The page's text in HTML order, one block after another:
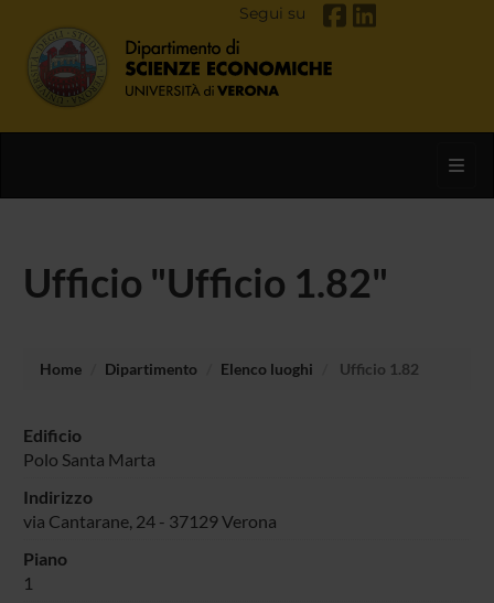
Segui su
Ufficio "Ufficio 1.82"
Home Dipartimento Elenco luoghi Ufficio 1.82
Edificio
Polo Santa Marta
Indirizzo
via Cantarane, 24 - 37129 Verona
Piano
1